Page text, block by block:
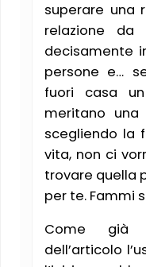
superare una
relazione da
decisamente
persone e…
fuori casa
meritano una
scegliendo la
vita, non ci
trovare quella
per te. Fammi
Come già
dell’articolo